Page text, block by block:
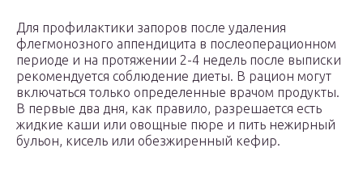
Для профилактики запоров после удаления
флегмонозного аппендицита в послеоперационном
периоде и на протяжении 2-4 недель после выписки
рекомендуется соблюдение диеты. В рацион могут
включаться только определенные врачом продукты.
В первые два дня, как правило, разрешается есть
жидкие каши или овощные пюре и пить нежирный
бульон, кисель или обезжиренный кефир.